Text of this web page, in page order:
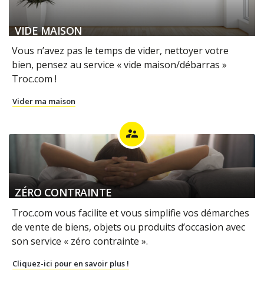
VIDE MAISON
Vous n’avez pas le temps de vider, nettoyer votre
bien, pensez au service « vide maison/débarras »
Troc.com !
Vider ma maison
supervisor_account
ZÉRO CONTRAINTE
Troc.com vous facilite et vous simplifie vos démarches
de vente de biens, objets ou produits d’occasion avec
son service « zéro contrainte ».
Cliquez-ici pour en savoir plus !